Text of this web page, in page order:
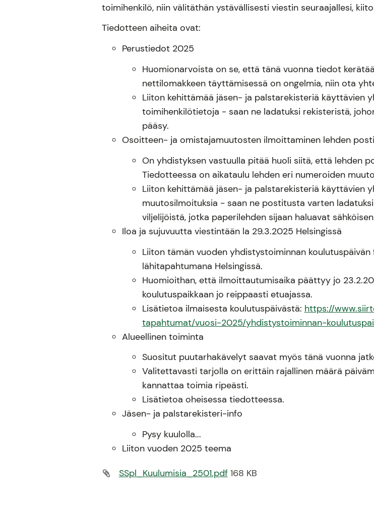
toimihenkilö, niin välitäthän ystävällisesti viestin seuraajallesi,
Tiedotteen aiheita ovat:
Perustiedot 2025
Huomionarvoista on se, että tänä vuonna tiedot
nettilomakkeen täyttämisessä on ongelmia, niin ota
Liiton kehittämää jäsen- ja palstarekisteriä käyttävien
toimihenkilötietoja - saan ne ladatuksi rekisteristä,
pääsy.
Osoitteen- ja omistajamuutosten ilmoittaminen lehden
On yhdistyksen vastuulla pitää huoli siitä, että lehden
Tiedotteessa on aikataulu lehden eri numeroiden
Liiton kehittämää jäsen- ja palstarekisteriä käyttävien
muutosilmoituksia - saan ne postitusta varten
viljelijöistä, jotka paperilehden sijaan haluavat
Iloa ja sujuvuutta viestintään la 29.3.2025 Helsingissä
Liiton tämän vuoden yhdistystoiminnan
lähitapahtumana Helsingissä.
Huomioithan, että ilmoittautumisaika päättyy jo
koulutuspaikkaan jo reippaasti etuajassa.
Lisätietoa ilmaisesta koulutuspäivästä: https://
tapahtumat/vuosi-2025/yhdistystoiminnan-
Alueellinen toiminta
Suositut puutarhakävelyt saavat myös tänä vuonna
Valitettavasti tarjolla on erittäin rajallinen määrä
kannattaa toimia ripeästi.
Lisätietoa oheisessa tiedotteessa.
Jäsen- ja palstarekisteri-info
Pysy kuulolla...
Liiton vuoden 2025 teema
SSpl_Kuulumisia_2501.pdf 168 KB